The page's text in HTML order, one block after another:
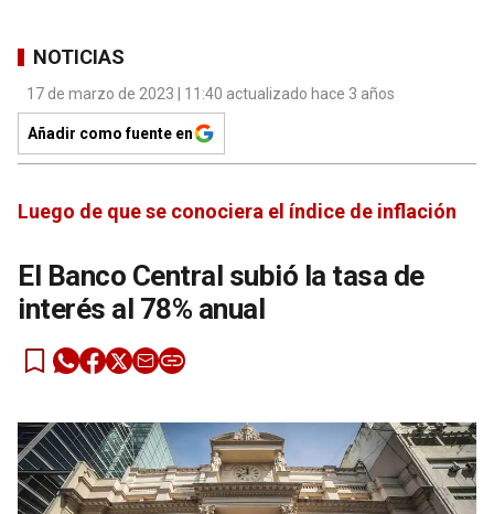
NOTICIAS
17 de marzo de 2023 | 11:40 actualizado hace 3 años
Añadir como fuente en
Luego de que se conociera el índice de inflación
El Banco Central subió la tasa de
interés al 78% anual